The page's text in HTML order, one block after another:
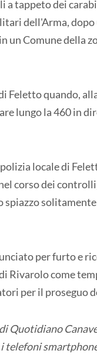
a tappeto dei
dell'Arma,
un Comune della
Feletto quando,
lungo la 460 in
locale di
corso dei
per furto e
Rivarolo come
per il proseguo
Quotidiano
telefoni